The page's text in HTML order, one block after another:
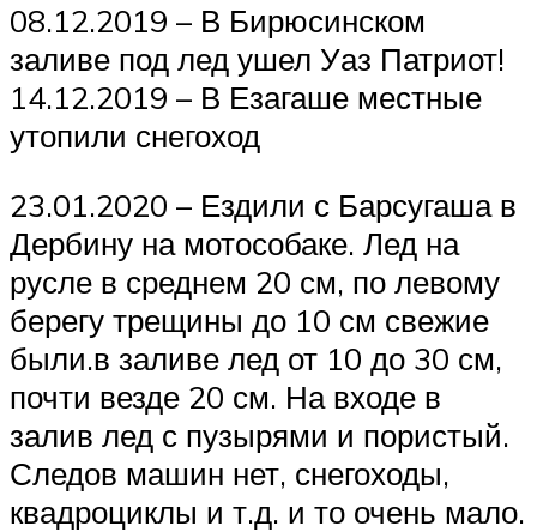
08.12.2019 – В Бирюсинском
заливе под лед ушел Уаз Патриот!
14.12.2019 – В Езагаше местные
утопили снегоход
23.01.2020 – Ездили с Барсугаша в
Дербину на мотособаке. Лед на
русле в среднем 20 см, по левому
берегу трещины до 10 см свежие
были.в заливе лед от 10 до 30 см,
почти везде 20 см. На входе в
залив лед с пузырями и пористый.
Следов машин нет, снегоходы,
квадроциклы и т.д. и то очень мало.